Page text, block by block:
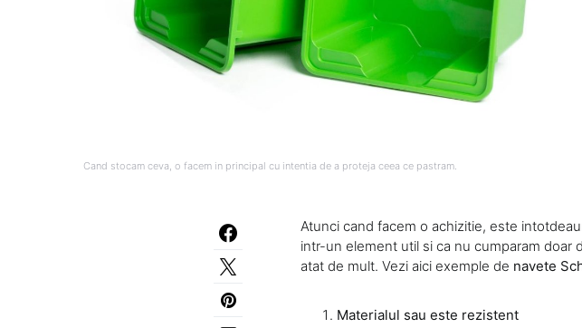
Cand stocam ceva, o facem in principal cu intentia de a proteja ceea ce pastram.
Atunci cand facem o achizitie, este
intr-un element util si ca nu cumparam doar
atat de mult. Vezi aici exemple de navete
Materialul sau este rezistent